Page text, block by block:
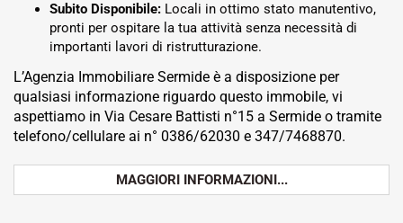
Subito Disponibile: Locali in ottimo stato manutentivo,
pronti per ospitare la tua attività senza necessità di
importanti lavori di ristrutturazione.
L’Agenzia Immobiliare Sermide è a disposizione per
qualsiasi informazione riguardo questo immobile, vi
aspettiamo in Via Cesare Battisti n°15 a Sermide o tramite
telefono/cellulare ai n° 0386/62030 e 347/7468870.
MAGGIORI INFORMAZIONI...